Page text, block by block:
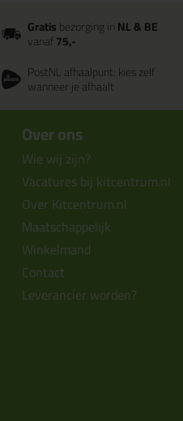
Gratisbezorging inNL & BE
vanaf75,-
PostNL afhaalpunt: kies zelf
wanneer je afhaalt
Over ons
Wie wij zijn?
Vacatures bij kitcentrum.nl
Over Kitcentrum.nl
Maatschappelijk
Winkelmand
Contact
Leverancier worden?